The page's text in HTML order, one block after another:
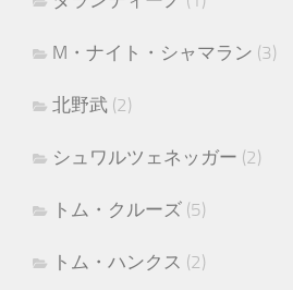
M・ナイト・シャマラン (3)
北野武 (2)
シュワルツェネッガー (2)
トム・クルーズ (5)
トム・ハンクス (2)